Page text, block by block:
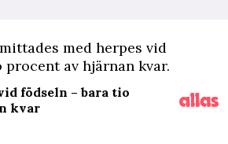
med herpes vid
av hjärnan kvar.
födseln – bara tio
kvar